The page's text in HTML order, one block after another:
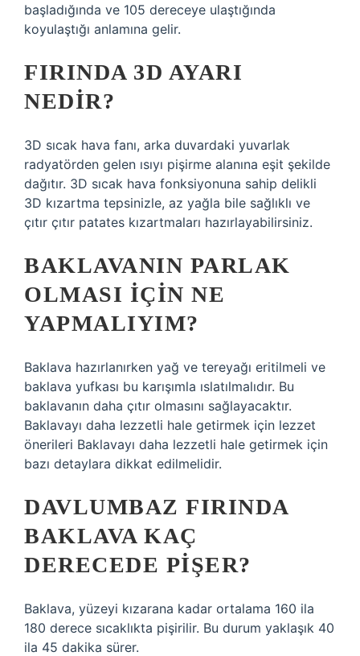
başladığında ve 105 dereceye ulaştığında
koyulaştığı anlamına gelir.
FIRINDA 3D AYARI
NEDIR?
3D sıcak hava fanı, arka duvardaki yuvarlak
radyatörden gelen ısıyı pişirme alanına eşit şekilde
dağıtır. 3D sıcak hava fonksiyonuna sahip delikli
3D kızartma tepsinizle, az yağla bile sağlıklı ve
çıtır çıtır patates kızartmaları hazırlayabilirsiniz.
BAKLAVANIN PARLAK
OLMASI IÇIN NE
YAPMALIYIM?
Baklava hazırlanırken yağ ve tereyağı eritilmeli ve
baklava yufkası bu karışımla ıslatılmalıdır. Bu
baklavanın daha çıtır olmasını sağlayacaktır.
Baklavayı daha lezzetli hale getirmek için lezzet
önerileri Baklavayı daha lezzetli hale getirmek için
bazı detaylara dikkat edilmelidir.
DAVLUMBAZ FIRINDA
BAKLAVA KAÇ
DERECEDE PIŞER?
Baklava, yüzeyi kızarana kadar ortalama 160 ila
180 derece sıcaklıkta pişirilir. Bu durum yaklaşık 40
ila 45 dakika sürer.